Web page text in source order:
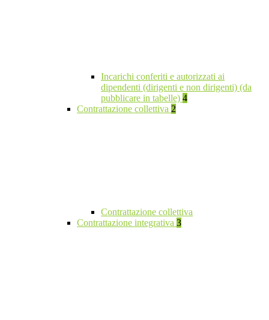
Incarichi conferiti e autorizzati ai
dipendenti (dirigenti e non dirigenti) (da
pubblicare in tabelle) 4
Contrattazione collettiva 2
Contrattazione collettiva
Contrattazione integrativa 3